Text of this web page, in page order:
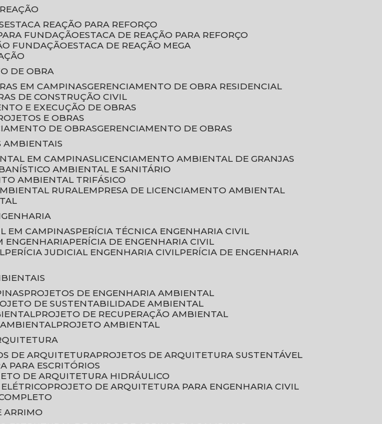
ESTACA REAÇÃO PARA REFORÇO
FUNDAÇÃO
ESTACA DE REAÇÃO PARA REFORÇO
FUNDAÇÃO
ESTACA DE REAÇÃO MEGA
DE OBRA
EM CAMPINAS
GERENCIAMENTO DE OBRA RESIDENCIAL
DE CONSTRUÇÃO CIVIL
E EXECUÇÃO DE OBRAS
E OBRAS
DE OBRAS
GERENCIAMENTO DE OBRAS
AMBIENTAIS
EM CAMPINAS LICENCIAMENTO AMBIENTAL DE GRANJAS
AMBIENTAL E SANITÁRIO
AMBIENTAL TRIFÁSICO
RURAL EMPRESA DE LICENCIAMENTO AMBIENTAL
EM CAMPINAS
PERÍCIA TÉCNICA ENGENHARIA CIVIL
ENGENHARIA
PERÍCIA DE ENGENHARIA CIVIL
PERÍCIA JUDICIAL ENGENHARIA CIVIL
PERÍCIA DE ENGENHARIA
PROJETOS DE ENGENHARIA AMBIENTAL
DE SUSTENTABILIDADE AMBIENTAL
PROJETO DE RECUPERAÇÃO AMBIENTAL
AMBIENTAL
PROJETO AMBIENTAL
DE ARQUITETURA
PROJETOS DE ARQUITETURA SUSTENTÁVEL
PARA ESCRITÓRIOS
DE ARQUITETURA HIDRÁULICO
PROJETO DE ARQUITETURA PARA ENGENHARIA CIVIL
ARRIMO